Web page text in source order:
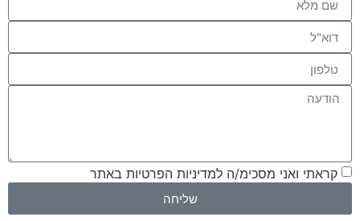
קראתי ואני מסכימ/ה למדיניות הפרטיות באתר
שליחה